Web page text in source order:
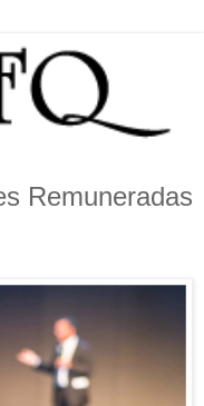
Remuneradas